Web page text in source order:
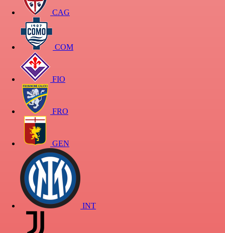
CAG
COM
FIO
FRO
GEN
INT